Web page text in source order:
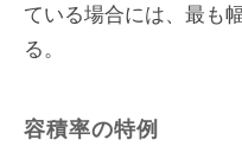
ている場合には、最も
る。
容積率の特例